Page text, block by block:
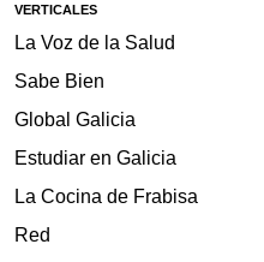
VERTICALES
La Voz de la Salud
Sabe Bien
Global Galicia
Estudiar en Galicia
La Cocina de Frabisa
Red